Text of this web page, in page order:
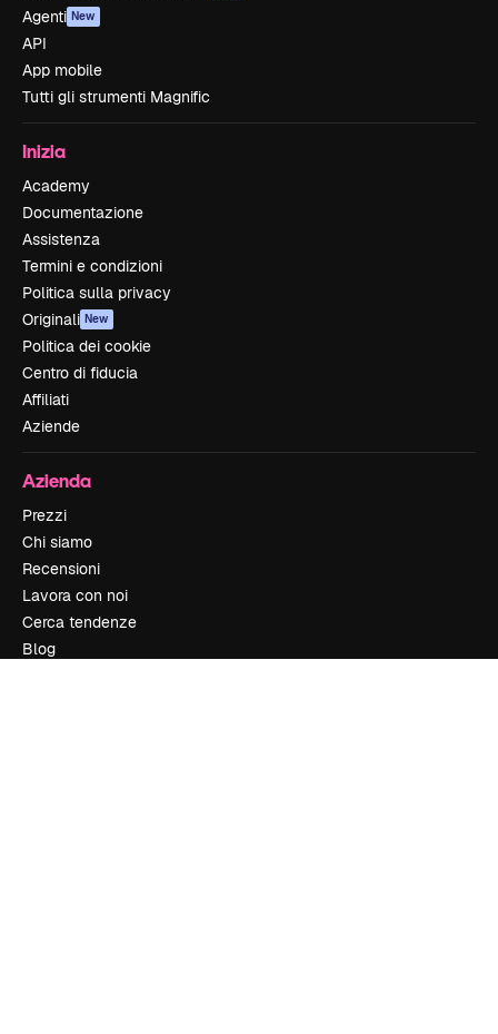
Agenti New
API
App mobile
Tutti gli strumenti Magnific
Inizia
Academy
Documentazione
Assistenza
Termini e condizioni
Politica sulla privacy
Originali New
Politica dei cookie
Centro di fiducia
Affiliati
Aziende
Azienda
Prezzi
Chi siamo
Recensioni
Lavora con noi
Cerca tendenze
Blog